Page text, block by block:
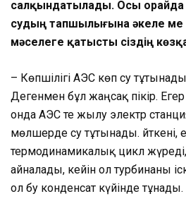
салқындатылады. Осы орайда
судың тапшылығына әкеле ме
мәселеге қатысты сіздің
– Көпшілігі АЭС көп су
Дегенмен бұл жаңсақ пікір.
онда АЭС те жылу электр
мөлшерде су тұтынады. Өйткені,
термодинамикалық цикл жүреді,
айналады, кейін ол турбинаны
ол бу конденсат күйінде тұнады.